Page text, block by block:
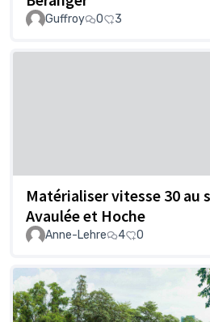
Guffroy 0 3
Matérialiser vitesse 30 au
Avaulée et Hoche
Anne-Lehre 4 0